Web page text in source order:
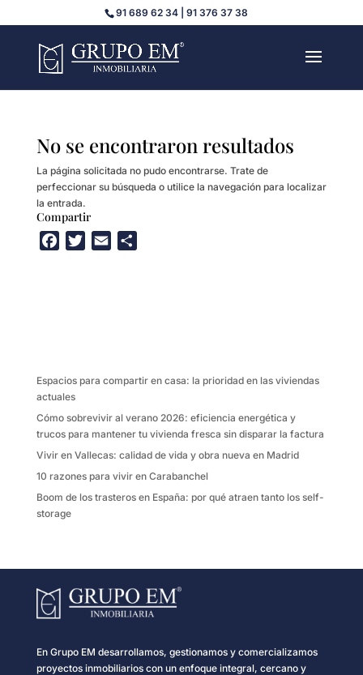
91 689 62 34 | 91 376 37 38
No se encontraron resultados
La página solicitada no pudo encontrarse. Trate de
perfeccionar su búsqueda o utilice la navegación para localizar
la entrada.
Compartir
k
i
Espacios para compartir en casa: la prioridad en las viviendas
actuales
Cómo sobrevivir al verano 2026: eficiencia energética y
trucos para mantener tu vivienda fresca sin disparar la factura
Vivir en Vallecas: calidad de vida y obra nueva en Madrid
10 razones para vivir en Carabanchel
Boom de los trasteros en España: por qué atraen tanto los self-
storage
En Grupo EM desarrollamos, gestionamos y comercializamos
proyectos inmobiliarios con un enfoque integral, cercano y